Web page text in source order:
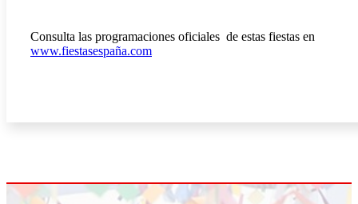
Consulta las programaciones oficiales de estas fiestas en
www.fiestasespaña.com